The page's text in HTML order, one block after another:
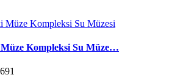
Kompleksi Su Müze…